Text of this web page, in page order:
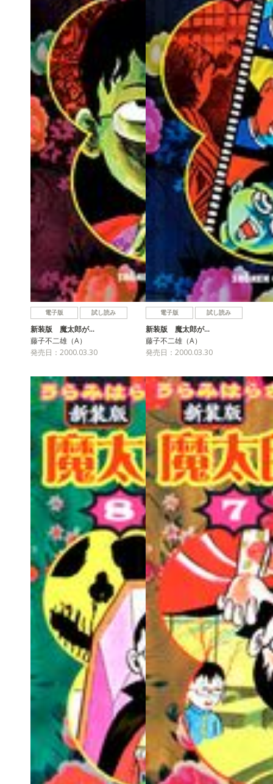
電子版 試し読み
新装版 魔太郎が…
藤子不二雄（A）
発売日：2000.03.30
電子版 試し読み
新装版 魔太郎が…
藤子不二雄（A）
発売日：2000.03.30